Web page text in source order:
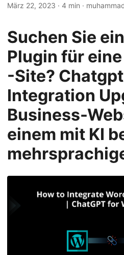
n
März 22, 2023 · 4 min ·
Suchen Sie
Plugin für
-Site?
Integration
Business-
einem mit KI